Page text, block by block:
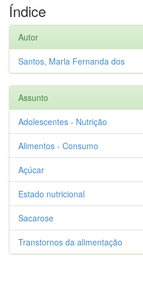
Índice
Autor
Santos, Marla Fernanda dos
Assunto
Adolescentes - Nutrição
Alimentos - Consumo
Açúcar
Estado nutricional
Sacarose
Transtornos da alimentação